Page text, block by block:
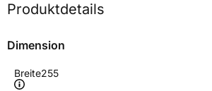
Produktdetails
Dimension
Breite255